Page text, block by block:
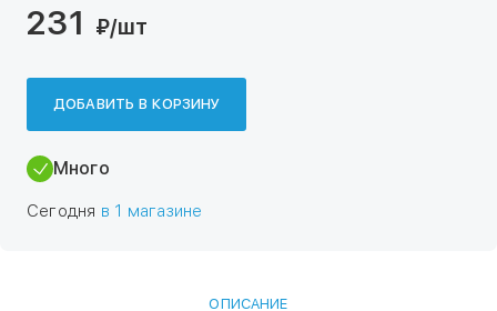
231 ₽/шт
ДОБАВИТЬ В КОРЗИНУ
Много
Сегодня в 1 магазине
ОПИСАНИЕ